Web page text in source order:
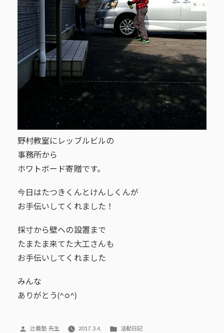
野村教室にレッブルビルの
事務所から
ホワトボード寄贈です。
今日はたつきくんとけんしくんが
お手伝いしてくれました！
採寸から壁への設置まで
たまたま来てた大工さんも
お手伝いしてくれました
みんな
ありがとう(^○^)
投
辻義塾 先生 2017.3.4. カ
活動日記